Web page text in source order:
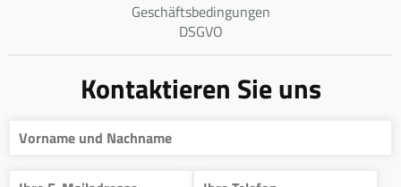
Geschäftsbedingungen
DSGVO
Kontaktieren Sie uns